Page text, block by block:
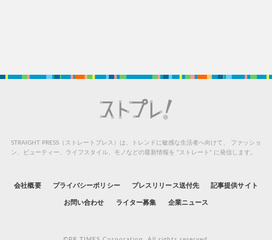
STRAIGHT PRESS（ストレートプレス）は、トレンドに敏感な生活者へ向けて、
ファッショ
ン、ビューティー、ライフスタイル、モノなどの最新情報を “ストレート” に発信します。
会社概要 プライバシーポリシー プレスリリース送付先 記事提供サイト
お問い合わせ ライター募集 企業ニュース